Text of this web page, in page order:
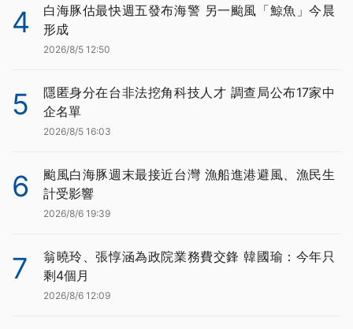
4
白海豚估最快週五發布海警 另一颱風「鯨魚」今晨
形成
2026/8/5 12:50
5
隱匿身分在台非法挖角科技人才 調查局公布17家中
企名單
2026/8/5 16:03
6
颱風白海豚週末最接近台灣 漁船進港避風、漁民生
計受影響
2026/8/6 19:39
7
翁曉玲、張惇涵為政院業務費交鋒 韓國瑜：今年只
剩4個月
2026/8/6 12:09